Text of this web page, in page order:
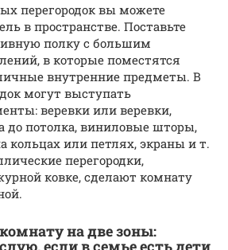
перегородок вы можете
в пространстве. Поставьте
полку с большим
в которые поместятся
внутренние предметы. В
могут выступать
веревки или веревки,
до потолка, виниловые шторы,
или петлях, экраны и т.
перегородки,
ковке, сделают комнату
на две зоны:
если в семье есть дети